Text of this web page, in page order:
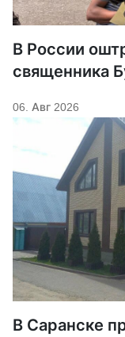
В России
священника
06. Авг 2026
В Саранске